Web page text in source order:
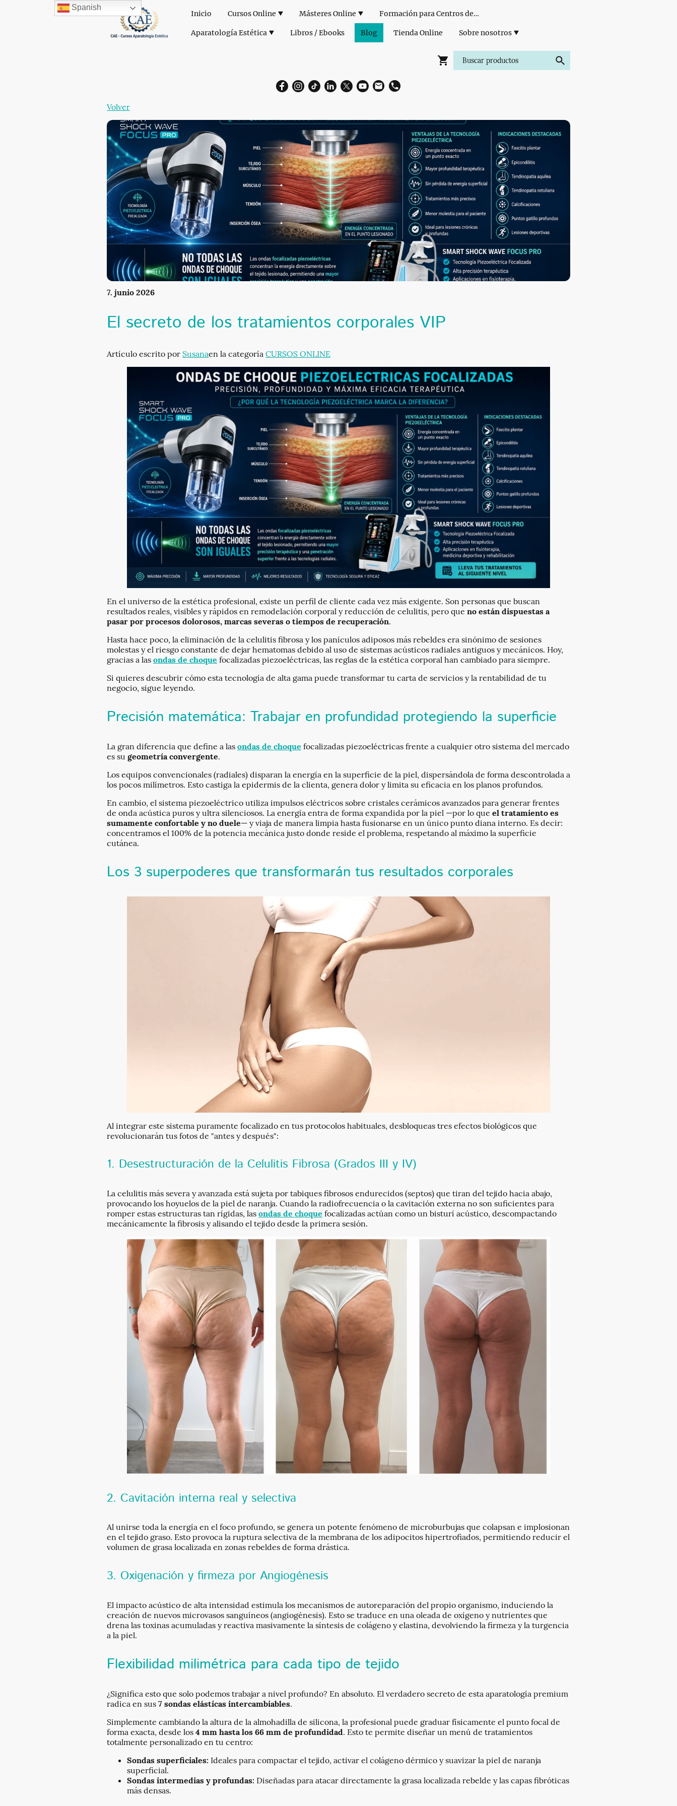
Inicio Cursos Online Másteres Online Formación para Centros de Estética
Aparatología Estética Libros / Ebooks Blog Tienda Online Sobre nosotros
Volver
7. junio 2026
El secreto de los tratamientos corporales VIP
Artículo escrito por Susanaen la categoría CURSOS ONLINE
En el universo de la estética profesional, existe un perfil de cliente cada vez más exigente. Son personas que buscan
resultados reales, visibles y rápidos en remodelación corporal y reducción de celulitis, pero que no están dispuestas a
pasar por procesos dolorosos, marcas severas o tiempos de recuperación.
Hasta hace poco, la eliminación de la celulitis fibrosa y los panículos adiposos más rebeldes era sinónimo de sesiones
molestas y el riesgo constante de dejar hematomas debido al uso de sistemas acústicos radiales antiguos y mecánicos. Hoy,
gracias a las ondas de choque focalizadas piezoeléctricas, las reglas de la estética corporal han cambiado para siempre.
Si quieres descubrir cómo esta tecnología de alta gama puede transformar tu carta de servicios y la rentabilidad de tu
negocio, sigue leyendo.
Precisión matemática: Trabajar en profundidad protegiendo la superficie
La gran diferencia que define a las ondas de choque focalizadas piezoeléctricas frente a cualquier otro sistema del mercado
es su geometría convergente.
Los equipos convencionales (radiales) disparan la energía en la superficie de la piel, dispersándola de forma descontrolada a
los pocos milímetros. Esto castiga la epidermis de la clienta, genera dolor y limita su eficacia en los planos profundos.
En cambio, el sistema piezoeléctrico utiliza impulsos eléctricos sobre cristales cerámicos avanzados para generar frentes
de onda acústica puros y ultra silenciosos. La energía entra de forma expandida por la piel —por lo que el tratamiento es
sumamente confortable y no duele— y viaja de manera limpia hasta fusionarse en un único punto diana interno. Es decir:
concentramos el 100% de la potencia mecánica justo donde reside el problema, respetando al máximo la superficie
cutánea.
Los 3 superpoderes que transformarán tus resultados corporales
Al integrar este sistema puramente focalizado en tus protocolos habituales, desbloqueas tres efectos biológicos que
revolucionarán tus fotos de "antes y después":
1. Desestructuración de la Celulitis Fibrosa (Grados III y IV)
La celulitis más severa y avanzada está sujeta por tabiques fibrosos endurecidos (septos) que tiran del tejido hacia abajo,
provocando los hoyuelos de la piel de naranja. Cuando la radiofrecuencia o la cavitación externa no son suficientes para
romper estas estructuras tan rígidas, las ondas de choque focalizadas actúan como un bisturí acústico, descompactando
mecánicamente la fibrosis y alisando el tejido desde la primera sesión.
2. Cavitación interna real y selectiva
Al unirse toda la energía en el foco profundo, se genera un potente fenómeno de microburbujas que colapsan e implosionan
en el tejido graso. Esto provoca la ruptura selectiva de la membrana de los adipocitos hipertrofiados, permitiendo reducir el
volumen de grasa localizada en zonas rebeldes de forma drástica.
3. Oxigenación y firmeza por Angiogénesis
El impacto acústico de alta intensidad estimula los mecanismos de autoreparación del propio organismo, induciendo la
creación de nuevos microvasos sanguíneos (angiogénesis). Esto se traduce en una oleada de oxígeno y nutrientes que
drena las toxinas acumuladas y reactiva masivamente la síntesis de colágeno y elastina, devolviendo la firmeza y la turgencia
a la piel.
Flexibilidad milimétrica para cada tipo de tejido
¿Significa esto que solo podemos trabajar a nivel profundo? En absoluto. El verdadero secreto de esta aparatología premium
radica en sus 7 sondas elásticas intercambiables.
Simplemente cambiando la altura de la almohadilla de silicona, la profesional puede graduar físicamente el punto focal de
forma exacta, desde los 4 mm hasta los 66 mm de profundidad. Esto te permite diseñar un menú de tratamientos
totalmente personalizado en tu centro:
Sondas superficiales: Ideales para compactar el tejido, activar el colágeno dérmico y suavizar la piel de naranja
superficial.
Sondas intermedias y profundas: Diseñadas para atacar directamente la grasa localizada rebelde y las capas fibróticas
más densas.
Spanish